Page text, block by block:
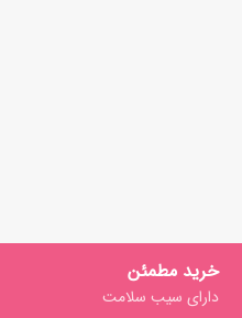
خرید مطمئن
دارای سیب سلامت